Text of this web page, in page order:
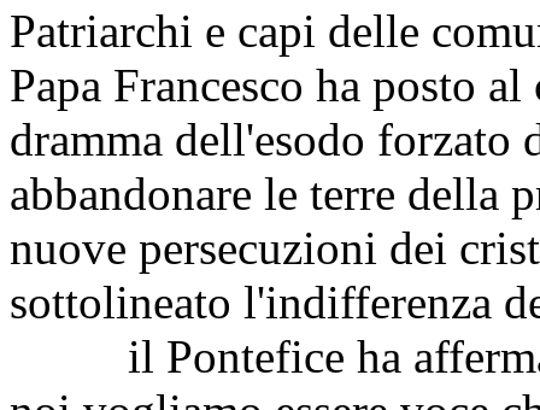
Patriarchi e capi delle
Papa Francesco ha posto
dramma dell'esodo forzato
abbandonare le terre della
nuove persecuzioni dei
sottolineato l'indifferenza
il Pontefice ha